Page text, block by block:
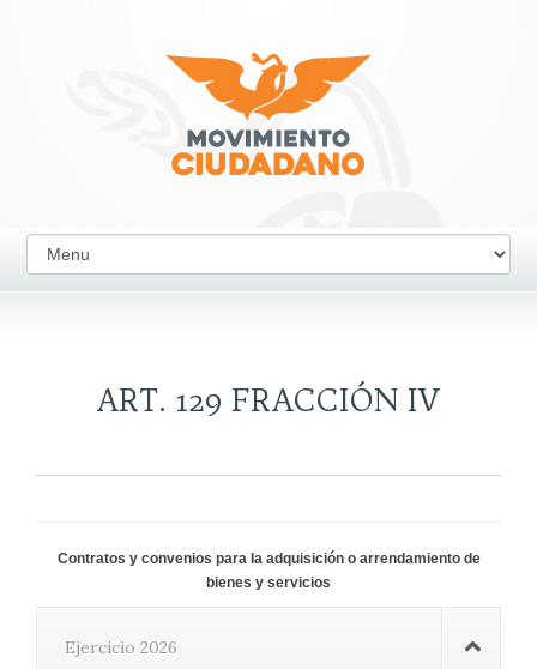
ART. 129 FRACCIÓN IV
Contratos y convenios para la adquisición o arrendamiento de
bienes y servicios
Ejercicio 2026